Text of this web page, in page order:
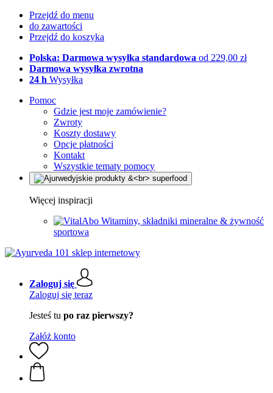
Przejdź do menu
do zawartości
Przejdź do koszyka
Polska: Darmowa wysyłka standardowa od 229,00 zł
Darmowa wysyłka zwrotna
24 h Wysyłka
Pomoc
Gdzie jest moje zamówienie?
Zwroty
Koszty dostawy
Opcje płatności
Kontakt
Wszystkie tematy pomocy
Więcej inspiracji
Witaminy, składniki mineralne & żywność
sportowa
Zaloguj się
Zaloguj się teraz
Jesteś tu po raz pierwszy?
Załóż konto